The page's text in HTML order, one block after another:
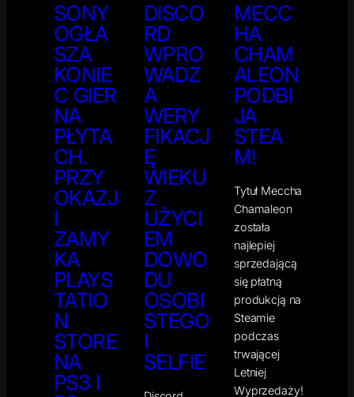
SONY
OGŁA
SZA
KONIE
C GIER
NA
PŁYTA
CH.
PRZY
OKAZJ
I
ZAMY
KA
PLAYS
TATIO
N
STORE
NA
PS3 I
DISCO
RD
WPRO
WADZ
A
WERY
FIKACJ
Ę
WIEKU
Z
UŻYCI
EM
DOWO
DU
OSOBI
STEGO
I
SELFIE
MECC
HA
CHAM
ALEON
PODBI
JA
STEA
M!
Tytuł Meccha
Chamaleon
została
najlepiej
sprzedającą
się płatną
produkcją na
Steamie
podczas
trwającej
Letniej
Wyprzedaży!